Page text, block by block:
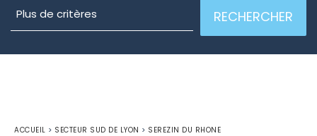
ACCUEIL > SECTEUR SUD DE LYON > SEREZIN DU RHONE